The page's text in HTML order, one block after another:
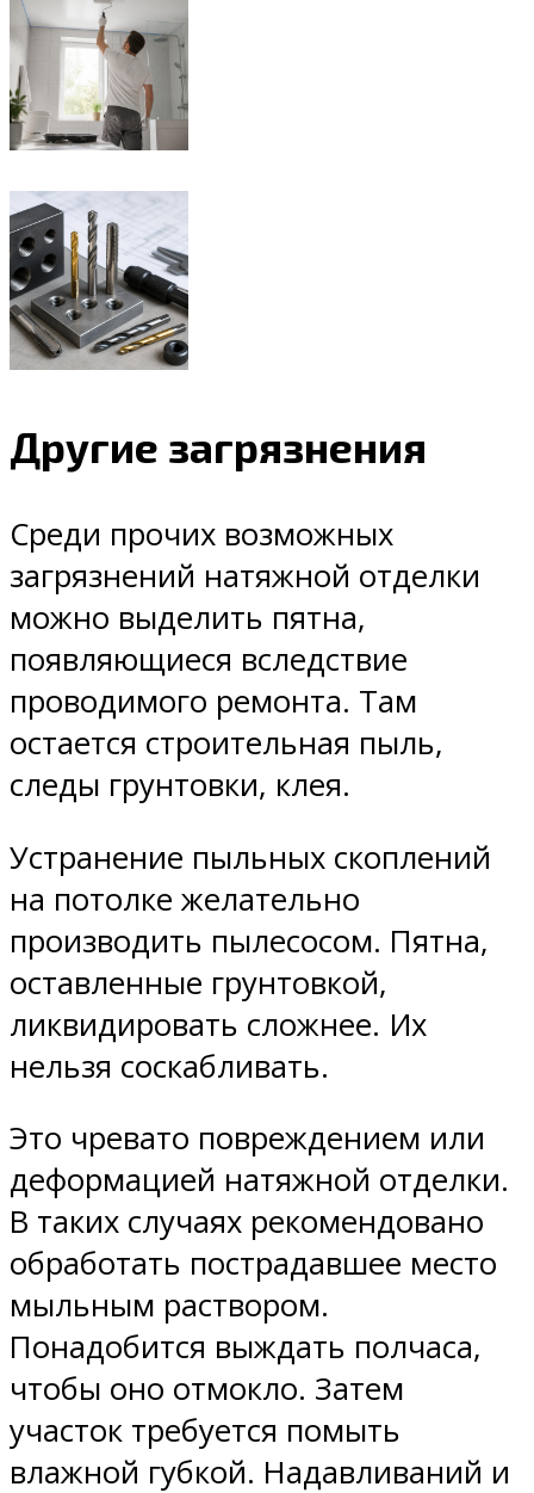
Другие загрязнения
Среди прочих возможных
загрязнений натяжной отделки
можно выделить пятна,
появляющиеся вследствие
проводимого ремонта. Там
остается строительная пыль,
следы грунтовки, клея.
Устранение пыльных скоплений
на потолке желательно
производить пылесосом. Пятна,
оставленные грунтовкой,
ликвидировать сложнее. Их
нельзя соскабливать.
Это чревато повреждением или
деформацией натяжной отделки.
В таких случаях рекомендовано
обработать пострадавшее место
мыльным раствором.
Понадобится выждать полчаса,
чтобы оно отмокло. Затем
участок требуется помыть
влажной губкой. Надавливаний и